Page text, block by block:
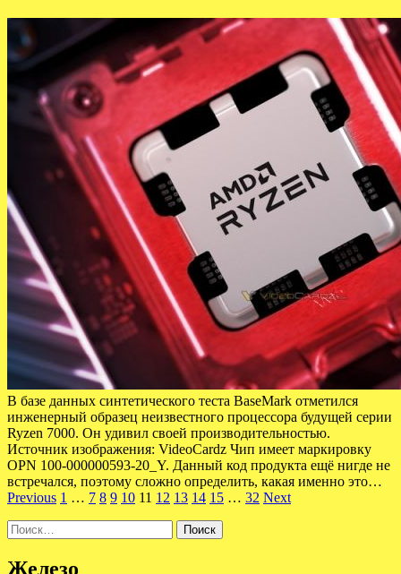
В базе данных синтетического теста BaseMark отметился
инженерный образец неизвестного процессора будущей серии
Ryzen 7000. Он удивил своей производительностью.
Источник изображения: VideoCardz Чип имеет маркировку
OPN 100-000000593-20_Y. Данный код продукта ещё нигде не
встречался, поэтому сложно определить, какая именно это…
Пагинация
записей
Previous 1 … 7 8 9 10 11 12 13 14 15 … 32 Next
Найти:
Железо